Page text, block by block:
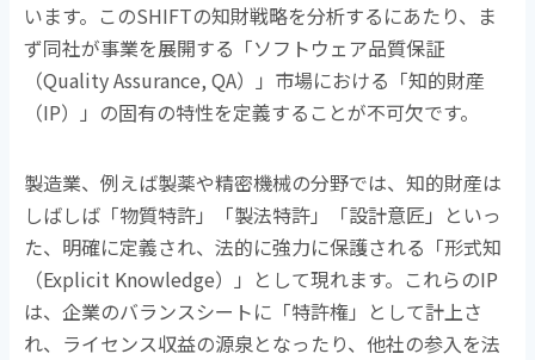
います。このSHIFTの知財戦略を分析するにあたり、ま
ず同社が事業を展開する「ソフトウェア品質保証
（Quality Assurance, QA）」市場における「知的財産
（IP）」の固有の特性を定義することが不可欠です。
製造業、例えば製薬や精密機械の分野では、知的財産は
しばしば「物質特許」「製法特許」「設計意匠」といっ
た、明確に定義され、法的に強力に保護される「形式知
（Explicit Knowledge）」として現れます。これらのIP
は、企業のバランスシートに「特許権」として計上さ
れ、ライセンス収益の源泉となったり、他社の参入を法